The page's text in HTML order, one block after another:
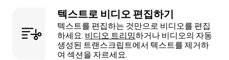
텍스트로 비디오 편집하기
텍스트를 편집하는 것만으로 비디오를 편집
하세요. 비디오 트리밍하거나 비디오의 자동
생성된 트랜스크립트에서 텍스트를 제거하
여 섹션을 자르세요.